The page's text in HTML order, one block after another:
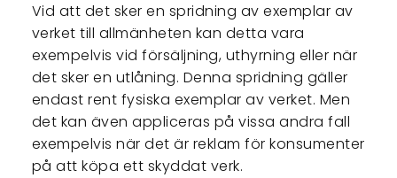
Vid att det sker en spridning av exemplar av
verket till allmänheten kan detta vara
exempelvis vid försäljning, uthyrning eller när
det sker en utlåning. Denna spridning gäller
endast rent fysiska exemplar av verket. Men
det kan även appliceras på vissa andra fall
exempelvis när det är reklam för konsumenter
på att köpa ett skyddat verk.